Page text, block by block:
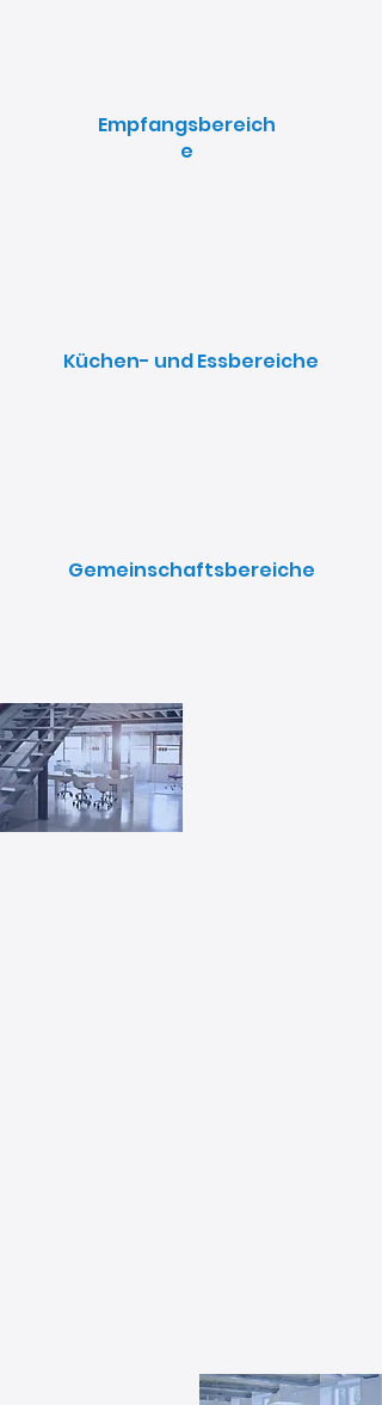
Empfangsbereich
e
Küchen- und Essbereiche
Gemeinschaftsbereiche